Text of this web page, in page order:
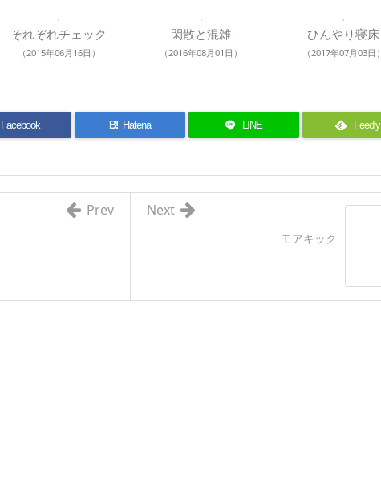
それぞれチェック
（2015年06月16日）
閑散と混雑
（2016年08月01日）
ひんやり寝床
（2017年07月03日）
Facebook B! Hatena LINE Feedly
モアキック
Next
Prev